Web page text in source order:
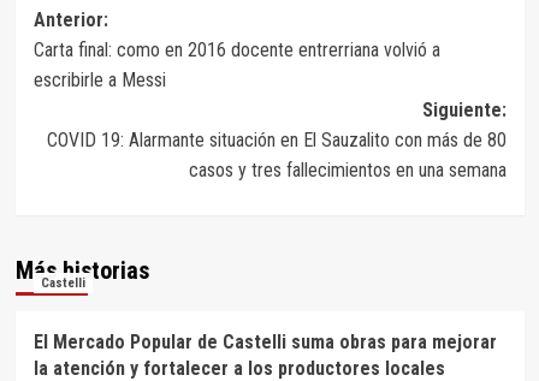
Navegación
de
Anterior:
Carta final: como en 2016 docente entrerriana volvió a
escribirle a Messi
Siguiente:
COVID 19: Alarmante situación en El Sauzalito con más de 80
casos y tres fallecimientos en una semana
Más historias
Castelli
El Mercado Popular de Castelli suma obras para mejorar
la atención y fortalecer a los productores locales